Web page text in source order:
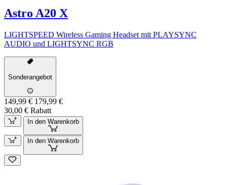
Astro A20 X
LIGHTSPEED Wireless Gaming Headset mit PLAYSYNC
AUDIO und LIGHTSYNC RGB
Sonderangebot
149,99 € 179,99 €
30,00 € Rabatt
In den Warenkorb
In den Warenkorb